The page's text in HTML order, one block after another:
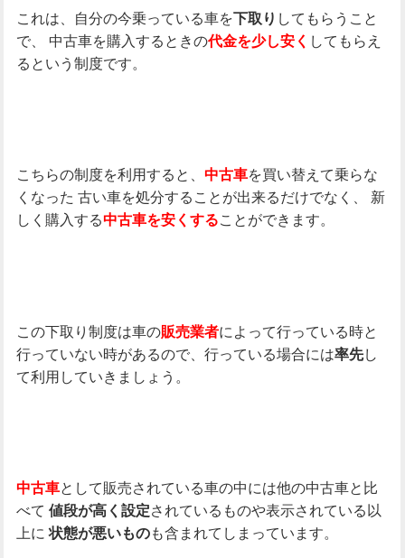
これは、自分の今乗っている車を下取り してもらうこと
で、
中古車を購入するときの代金を少し安く してもらえ
るという制度です。
こちらの制度を利用すると、 中古車を買い替えて乗らな
くなった 古い車を処分することが出来るだけでなく、
新
しく購入する中古車を安くすることができます。
この下取り制度は車の販売業者によって行っている時と
行っていない時があるので、行っている場合には率先し
て利用していきましょう。
中古車として販売されている車の中には他の中古車と比
べて 値段が高く設定されているものや表示されている以
上に 状態が悪いものも含まれてしまっています。